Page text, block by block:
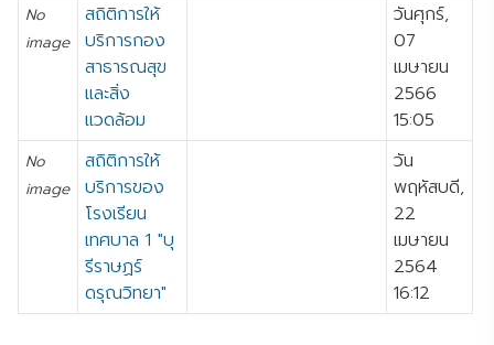
No
image
สถิติการให้
บริการกอง
สาธารณสุข
และสิ่ง
แวดล้อม
วันศุกร์,
07
เมษายน
2566
15:05
No
image
สถิติการให้
บริการของ
โรงเรียน
เทศบาล 1 "บุ
รีราษฏร์
ดรุณวิทยา"
วัน
พฤหัสบดี,
22
เมษายน
2564
16:12